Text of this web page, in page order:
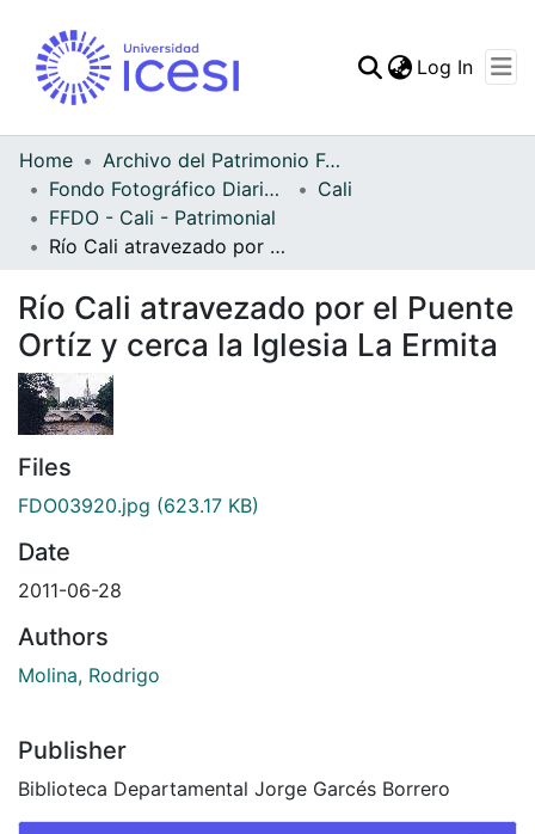
Statistics
Log In
Home
Archivo del Patrimonio Fotográfico y Fílmico del Valle del Cauca
Fondo Fotográfico Diario Occidente
Cali
FFDO - Cali - Patrimonial
Río Cali atravezado por el Puente Ortíz y cerca la Iglesia La Ermita
Río Cali atravezado por el Puente
Ortíz y cerca la Iglesia La Ermita
Files
FDO03920.jpg (623.17 KB)
Date
2011-06-28
Authors
Molina, Rodrigo
Publisher
Biblioteca Departamental Jorge Garcés Borrero